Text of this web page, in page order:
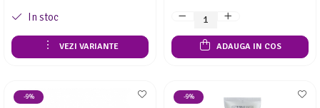
In stoc
VEZI VARIANTE ADAUGA IN COS
-9% -9%